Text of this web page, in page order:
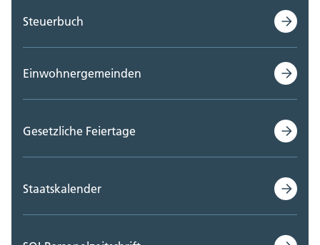
Steuerbuch
Einwohnergemeinden
Gesetzliche Feiertage
Staatskalender